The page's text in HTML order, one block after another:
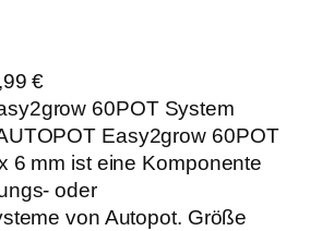
€A
k
t
u
e
l
60POT System
Easy2grow 60POT
6 mm ist eine Komponente
oder
von Autopot. Größe